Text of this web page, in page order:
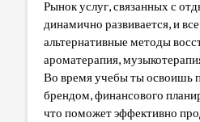
Рынок услуг, связанных с
динамично развивается, и
альтернативные методы
ароматерапия,
Во время учебы ты освоишь
брендом, финансового
что поможет эффективно